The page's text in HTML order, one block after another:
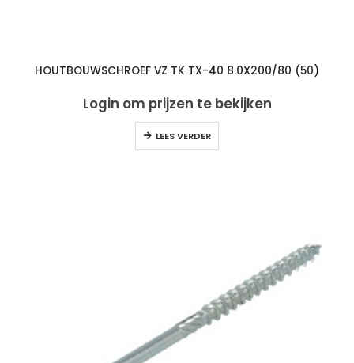
HOUTBOUWSCHROEF VZ TK TX-40 8.0X200/80 (50)
Login om prijzen te bekijken
LEES VERDER